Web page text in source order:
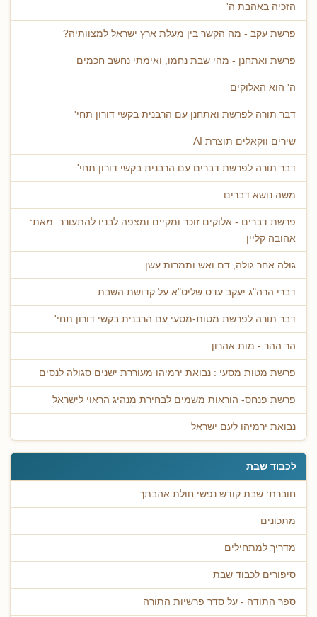
הזכיה באהבת ה'
פרשת עקב - מה הקשר בין מעלת ארץ ישראל למצוותיה?
פרשת ואתחנן - מהי שבת נחמו, ואימתי נחשב חכמים
ה' הוא האלוקים
דבר תורה לפרשת ואתחנן עם הרבנית בקשי דורון תחי'
שירים ווקאלים תוצרת AI
דבר תורה לפרשת דברים עם הרבנית בקשי דורון תחי'
משה נושא דברים
פרשת דברים - אלוקים זוכר ומקיים ומצפה לבניו להתעורר. מאת:
אהובה קליין
גולה אחר גולה, דם ואש ותמרות עשן
דברי הרה"ג יעקב עדס שליט"א על קדושת השבת
דבר תורה לפרשת מטות-מסעי עם הרבנית בקשי דורון תחי'
הר ההר - מות אהרון
פרשת מטות מסעי : נבואת ירמיהו מעוררת ישנים סגולה לנסים
פרשת פנחס- הוראות משמים לבחירת מנהיג הראוי לישראל
נבואת ירמיהו לעם ישראל
לכבוד שבת
חוברת: שבת קודש נפשי חולת אהבתך
מתכונים
מדריך למתחילים
סיפורים לכבוד שבת
ספר התודה - על סדר פרשיות התורה